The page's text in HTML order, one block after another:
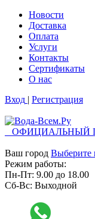
Новости
Доставка
Оплата
Услуги
Контакты
Cертификаты
О нас
Вход | Регистрация
ОФИЦИАЛЬНЫЙ
Ваш город Выберите
Режим работы:
Пн-Пт: 9.00 до 18.00
Сб-Вс: Выходной